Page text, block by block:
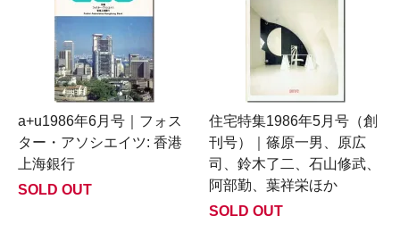
a+u1986年6月号｜フォス
ター・アソシエイツ: 香港
上海銀行
SOLD OUT
住宅特集1986年5月号（創
刊号）｜篠原一男、原広
司、鈴木了二、石山修武、
阿部勤、葉祥栄ほか
SOLD OUT